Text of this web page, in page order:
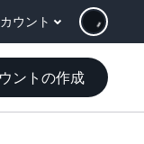
ウント
ントの作成